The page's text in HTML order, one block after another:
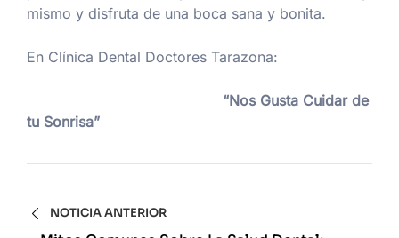
mismo y disfruta de una boca sana y bonita.
En Clínica Dental Doctores Tarazona:
“Nos Gusta Cuidar de
tu Sonrisa”
NOTICIA ANTERIOR